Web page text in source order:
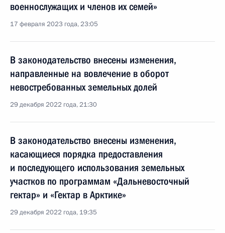
военнослужащих и членов их семей»
17 февраля 2023 года, 23:05
В законодательство внесены изменения,
направленные на вовлечение в оборот
невостребованных земельных долей
29 декабря 2022 года, 21:30
В законодательство внесены изменения,
касающиеся порядка предоставления
и последующего использования земельных
участков по программам «Дальневосточный
гектар» и «Гектар в Арктике»
29 декабря 2022 года, 19:35